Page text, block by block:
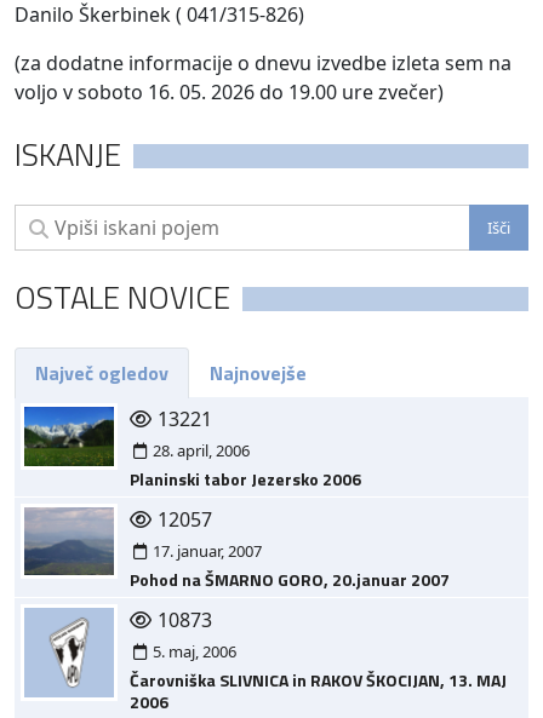
Danilo Škerbinek ( 041/315-826)
(za dodatne informacije o dnevu izvedbe izleta sem na
voljo v soboto 16. 05. 2026 do 19.00 ure zvečer)
ISKANJE
OSTALE NOVICE
Največ ogledov Najnovejše
13221
28. april, 2006
Planinski tabor Jezersko 2006
12057
17. januar, 2007
Pohod na ŠMARNO GORO, 20.januar 2007
10873
5. maj, 2006
Čarovniška SLIVNICA in RAKOV ŠKOCIJAN, 13. MAJ
2006